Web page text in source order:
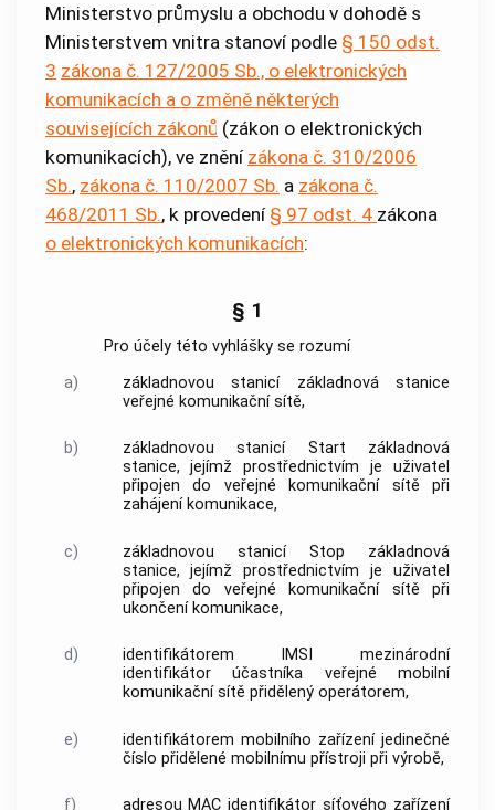
Ministerstvo průmyslu a obchodu v dohodě s
Ministerstvem vnitra stanoví podle § 150 odst.
3 zákona č. 127/2005 Sb., o elektronických
komunikacích a o změně některých
souvisejících zákonů (zákon o elektronických
komunikacích), ve znění zákona č. 310/2006
Sb., zákona č. 110/2007 Sb. a zákona č.
468/2011 Sb., k provedení § 97 odst. 4 zákona
o elektronických komunikacích:
§ 1
Pro účely této vyhlášky se rozumí
a)
základnovou stanicí
základnová stanice
veřejné komunikační sítě,
b) základnovou stanicíStart základnová
stanice, jejímž prostřednictvím je uživatel
připojen do veřejné komunikační sítě při
zahájení komunikace,
c) základnovou stanicíStop základnová
stanice, jejímž prostřednictvím je uživatel
připojen do veřejné komunikační sítě při
ukončení komunikace,
d) identifikátorem IMSI
mezinárodní
identifikátor účastníka veřejné mobilní
komunikační sítě přidělený operátorem,
e) identifikátorem mobilního zařízeníjedinečné
číslo přidělené mobilnímu přístroji při výrobě,
f) adresou MAC identifikátor síťového zařízení